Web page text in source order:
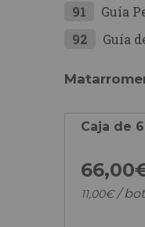
91
Guía
92
Guía
Caja de
66,00
11,00€/